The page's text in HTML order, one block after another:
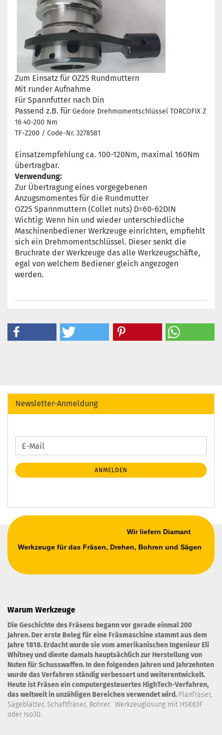
Zum Einsatz für OZ25 Rundmuttern
Mit runder Aufnahme
Für Spannfutter nach Din
Passend z.B. für Gedore Drehmomentschlüssel TORCOFIX Z
16 40-200 Nm
TF-Z200 / Code-Nr. 3278581
Einsatzempfehlung ca. 100-120Nm, maximal 160Nm
übertragbar.
Verwendung:
Zur Übertragung eines vorgegebenen
Anzugsmomentes für die Rundmutter
OZ25 Spannmuttern (Collet nuts) D=60-62DIN
Wichtig: Wenn hin und wieder unterschiedliche
Maschinenbediener Werkzeuge einrichten, empfiehlt
sich ein Drehmomentschlüssel. Dieser senkt die
Bruchrate der Werkzeuge das alle Werkzeugschäfte,
egal von welchem Bediener gleich angezogen
werden.
Newsletter-Anmeldung
WEITER
ZUR
NEWSLETTER-
ANMELDUNG
E-
Mail
ANMELDEN
Wir liefern Diamant
Werkzeuge für das Fräsen, Drehen, Bohren und Sägen
Warum Werkzeuge
Die Geschichte des Fräsens begann vor gerade einmal 200
Jahren. Der erste Beleg für eine Fräsmaschine stammt aus dem
Jahre 1818. Erdacht wurde sie vom amerikanischen Ingenieur Eli
Whitney und diente damals hauptsächlich zur Herstellung von
Nuten für Schusswaffen. In den folgenden Jahren und Jahrzehnten
wurde das Verfahren ständig verbessert und weiterentwickelt.
Heute ist Fräsen ein computergesteuertes HighTech-Verfahren,
das weltweit in unzähligen Bereichen verwendet wird. Planfräser,
Sägeblätter, Schaftfräser, Bohrer. Werkzeuglösung mit HSK63F
oder Iso30.